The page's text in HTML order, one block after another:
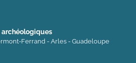
archéologiques
Ferrand - Arles - Guadeloupe